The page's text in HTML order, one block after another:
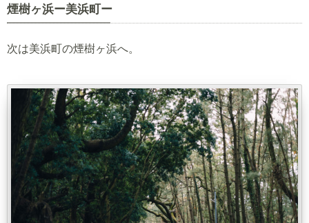
煙樹ヶ浜ー美浜町ー
次は美浜町の煙樹ヶ浜へ。